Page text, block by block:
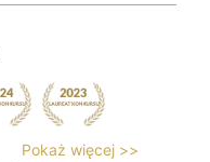
Pokaż więcej >>